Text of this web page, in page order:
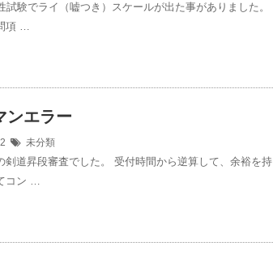
試験でライ（嘘つき）スケールが出た事がありました。
項 …
ンエラー
未分類
剣道昇段審査でした。 受付時間から逆算して、余裕を持
コン …